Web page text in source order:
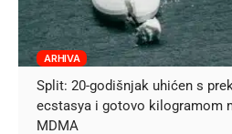
ARHIVA
Split: 20-godišnjak uhićen s
ecstasya i gotovo kilogramom
MDMA